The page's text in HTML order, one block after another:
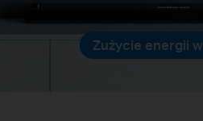
Zużycie energii